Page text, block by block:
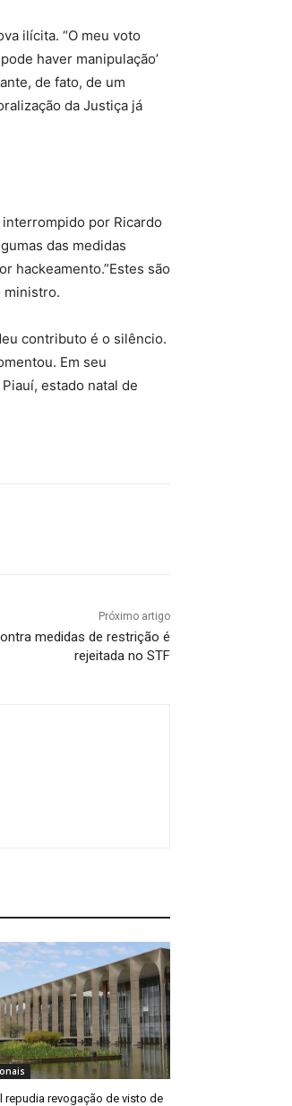
ilícita. “O meu voto
haver manipulação’
de fato, de um
da Justiça já
por Ricardo
das medidas
hackeamento.”Estes são
ministro.
contributo é o silêncio.
Em seu
estado natal de
Próximo artigo
medidas de restrição é
rejeitada no STF
repudia revogação de visto de